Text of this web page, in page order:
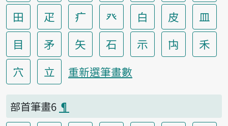
田
疋 疒 癶 白 皮
皿
目
矛 矢 石 示 禸
禾
穴
立 重新選筆畫數
部首筆畫6 ¶